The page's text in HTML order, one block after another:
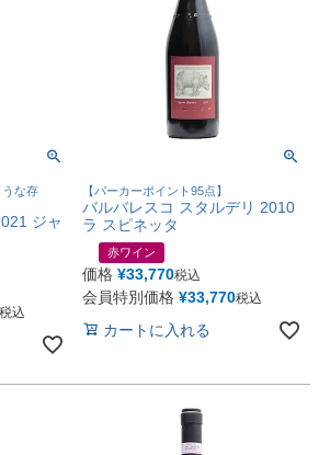
うな存
ジャ
税込
【パーカーポイント95点】
バルバレスコ スタルデリ 2010
ラ スピネッタ
赤ワイン
価格 ¥33,770税込
会員特別価格 ¥33,770税込
カートに入れる